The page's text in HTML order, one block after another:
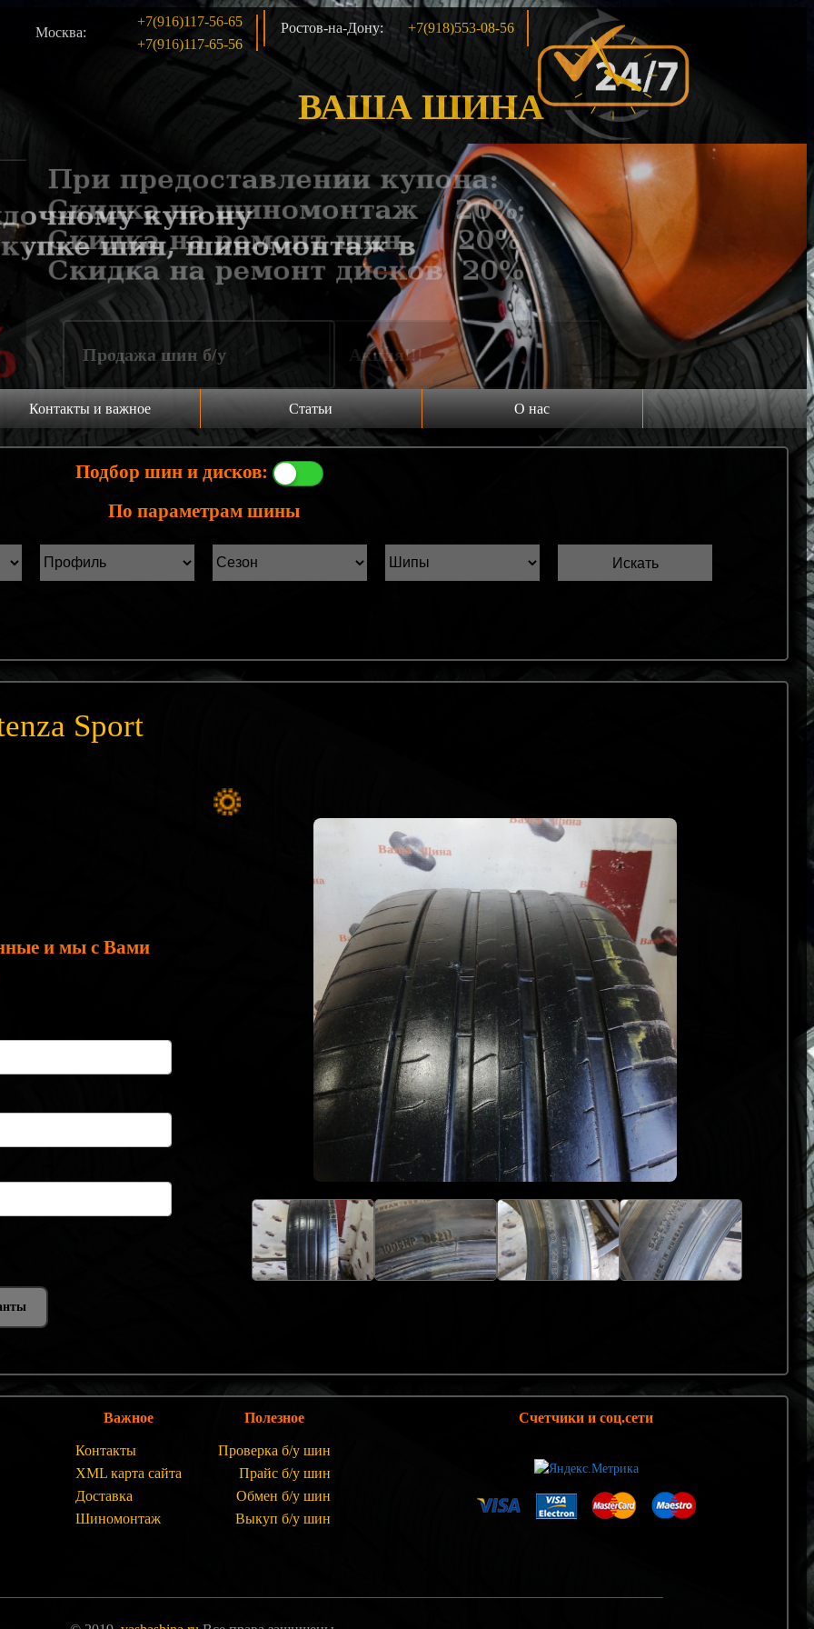
Москва:
+7(916)117-56-65
+7(916)117-65-56
Ростов-на-Дону: +7(918)553-08-56
ВАША ШИНА
Контакты и важное
главную
Статьи
Производители шин
Статьи Лист1
Статьи Лист2
О нас
Выкуп шин Б/У
Подбор шин и дисков:
По параметрам шины
Sport
и мы с Вами
Важное
Контакты
XML карта сайта
Доставка
Шиномонтаж
Полезное
Проверка б/у шин
Прайс б/у шин
Обмен б/у шин
Выкуп б/у шин
Счетчики и соц.сети